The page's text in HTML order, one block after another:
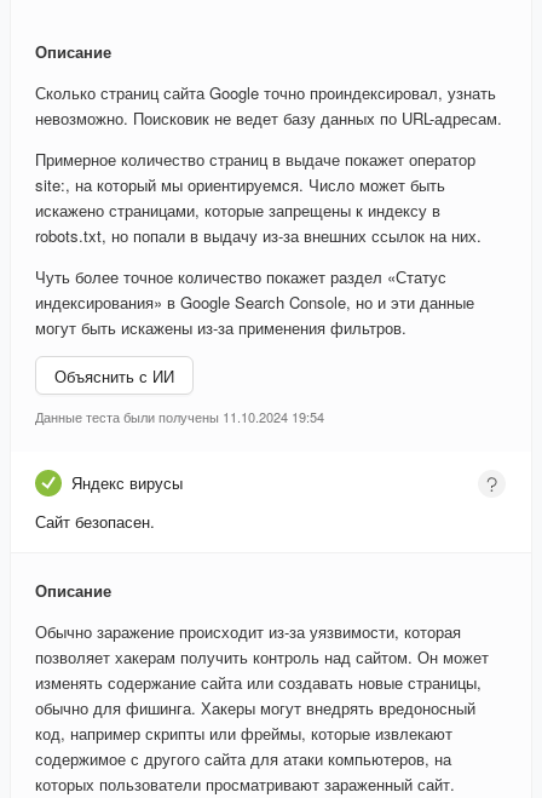
Описание
Сколько страниц сайта Google точно проиндексировал, узнать
невозможно. Поисковик не ведет базу данных по URL-адресам.
Примерное количество страниц в выдаче покажет оператор
site:, на который мы ориентируемся. Число может быть
искажено страницами, которые запрещены к индексу в
robots.txt, но попали в выдачу из-за внешних ссылок на них.
Чуть более точное количество покажет раздел «Статус
индексирования» в Google Search Console, но и эти данные
могут быть искажены из-за применения фильтров.
Объяснить с ИИ
Данные теста были получены 11.10.2024 19:54
Яндекс вирусы
Сайт безопасен.
Описание
Обычно заражение происходит из-за уязвимости, которая
позволяет хакерам получить контроль над сайтом. Он может
изменять содержание сайта или создавать новые страницы,
обычно для фишинга. Хакеры могут внедрять вредоносный
код, например скрипты или фреймы, которые извлекают
содержимое с другого сайта для атаки компьютеров, на
которых пользователи просматривают зараженный сайт.